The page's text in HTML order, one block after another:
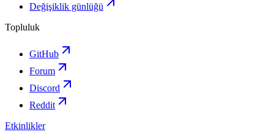
Değişiklik günlüğü
Topluluk
GitHub
Forum
Discord
Reddit
Etkinlikler